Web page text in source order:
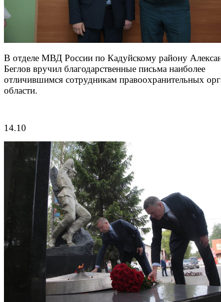
В отделе МВД России по Кадуйскому району
Беглов вручил благодарственные письма наиболее
отличившимся сотрудникам правоохранительных
области.
14.10